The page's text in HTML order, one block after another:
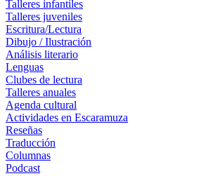
Talleres infantiles
Talleres juveniles
Escritura/Lectura
Dibujo / Ilustración
Análisis literario
Lenguas
Clubes de lectura
Talleres anuales
Agenda cultural
Actividades en Escaramuza
Reseñas
Traducción
Columnas
Podcast